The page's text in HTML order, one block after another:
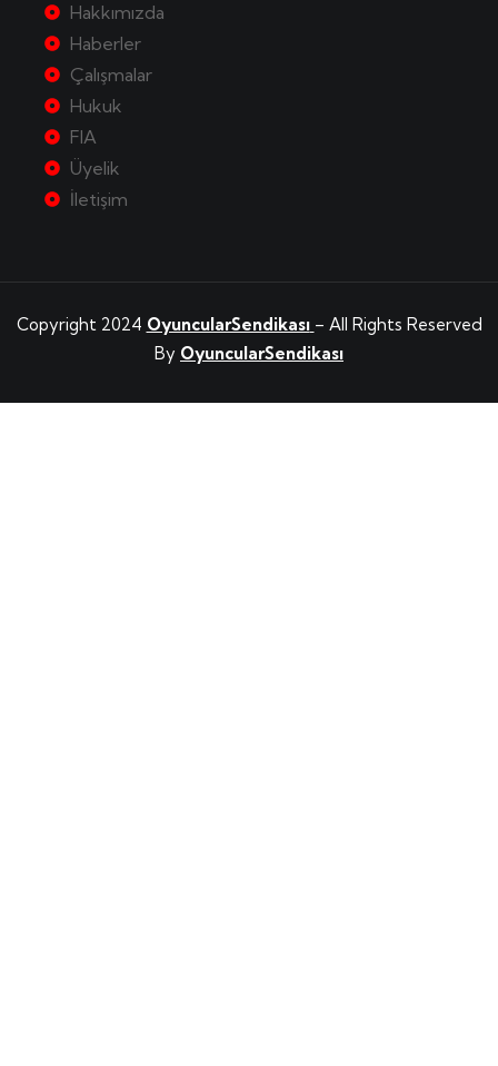
Hakkımızda
Haberler
Çalışmalar
Hukuk
FIA
Üyelik
İletişim
Copyright 2024 OyuncularSendikası – All Rights Reserved
By OyuncularSendikası